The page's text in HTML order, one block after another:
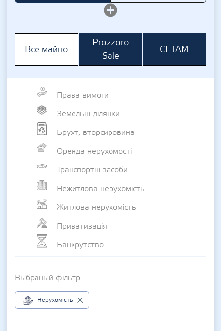
Все майно
Prozzoro
Sale
СЕТАМ
Права вимоги
Земельні ділянки
Брухт, вторсировина
Оренда нерухомості
Транспортні засоби
Нежитлова нерухомість
Житлова нерухомість
Приватизація
Банкрутство
Выбраный фільтр
Нерухомість